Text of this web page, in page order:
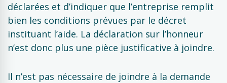
déclarées et d’indiquer que l’entreprise remplit
bien les conditions prévues par le décret
instituant l’aide. La déclaration sur l’honneur
n’est donc plus une pièce justificative à joindre.
Il n’est pas nécessaire de joindre à la demande